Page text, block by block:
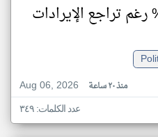
Aug 06, 2026
منذ ٢٠ ساعة
عدد الكلمات: ٣٤٩